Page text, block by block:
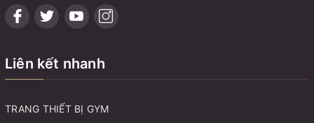
Liên kết nhanh
TRANG THIẾT BỊ GYM